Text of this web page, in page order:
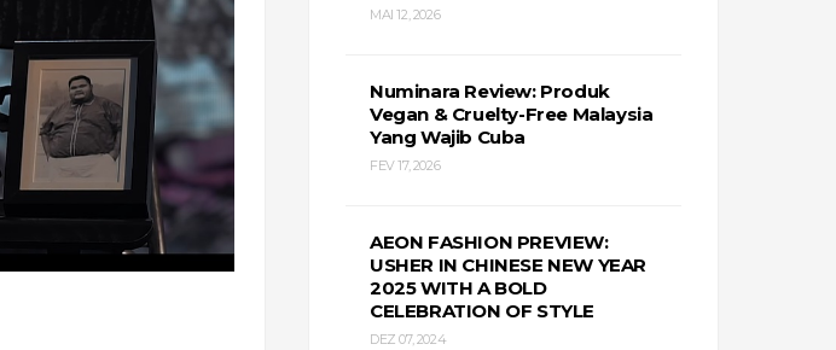
MAI 12, 2026
Numinara Review: Produk
Vegan & Cruelty-Free Malaysia
Yang Wajib Cuba
FEV 17, 2026
AEON FASHION PREVIEW:
USHER IN CHINESE NEW YEAR
2025 WITH A BOLD
CELEBRATION OF STYLE
DEZ 07, 2024